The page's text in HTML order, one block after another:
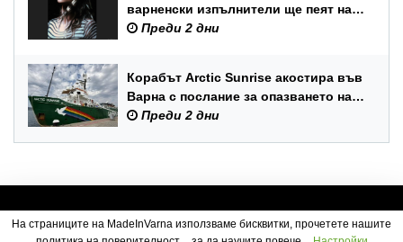
варненски изпълнители ще пеят на
празника на Варна
Преди 2 дни
Корабът Arctic Sunrise акостира във
Варна с послание за опазването на
Черно море
Преди 2 дни
На страниците на MadeInVarna използваме бисквитки, прочетете нашите